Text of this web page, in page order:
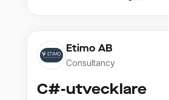
Etimo AB
Consultancy
C#-utvecklare